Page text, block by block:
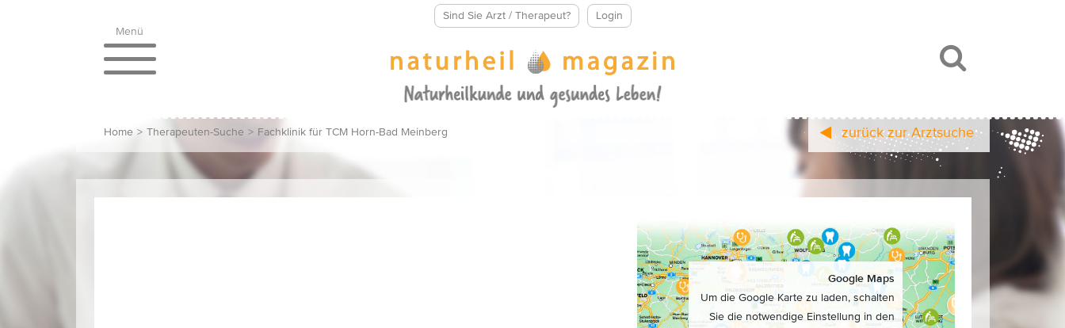
Sind Sie Arzt / Therapeut?
Login
Menü
Home > Therapeuten-Suche > Fachklinik für TCM Horn-Bad Meinberg zurück zur Arztsuche
Google Maps
Um die Google Karte zu laden, schalten
Sie die notwendige Einstellung in den